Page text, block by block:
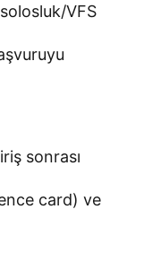
VFS
sonrası
card) ve